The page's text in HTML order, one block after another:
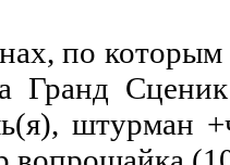
,по которым
Гранд Сценик
(я), штурман +